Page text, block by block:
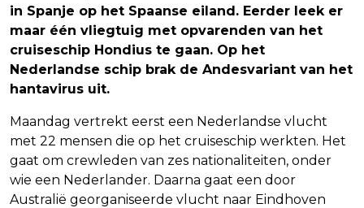
in Spanje op het Spaanse eiland. Eerder leek er
maar één vliegtuig met opvarenden van het
cruiseschip Hondius te gaan. Op het
Nederlandse schip brak de Andesvariant van het
hantavirus uit.
Maandag vertrekt eerst een Nederlandse vlucht
met 22 mensen die op het cruiseschip werkten. Het
gaat om crewleden van zes nationaliteiten, onder
wie een Nederlander. Daarna gaat een door
Australië georganiseerde vlucht naar Eindhoven